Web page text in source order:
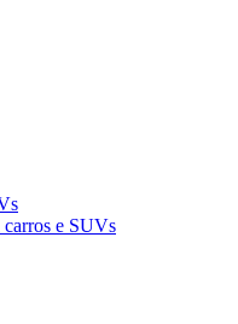
carros e SUVs